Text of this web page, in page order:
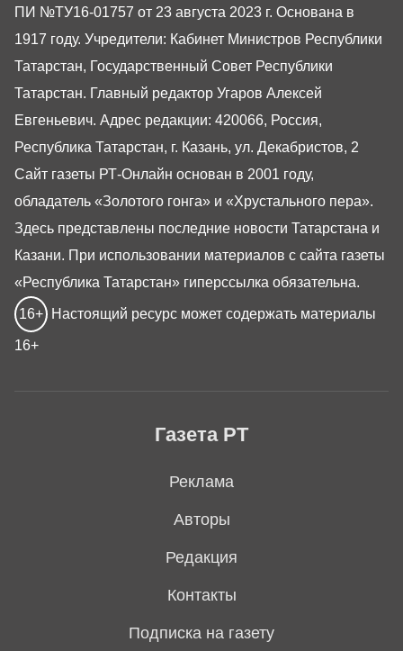
Газета РТ
Реклама
Авторы
Редакция
Контакты
Подписка на газету
ПИ №ТУ16-01757 от 23 августа 2023 г. Основана в
1917 году. Учредители: Кабинет Министров Республики
Татарстан, Государственный Совет Республики
Татарстан. Главный редактор Угаров Алексей
Евгеньевич. Адрес редакции: 420066, Россия,
Республика Татарстан, г. Казань, ул. Декабристов, 2
Сайт газеты РТ-Онлайн основан в 2001 году,
обладатель «Золотого гонга» и «Хрустального пера».
Здесь представлены последние новости Татарстана и
Казани. При использовании материалов с сайта газеты
«Республика Татарстан» гиперссылка обязательна.
16+ Настоящий ресурс может содержать материалы
16+